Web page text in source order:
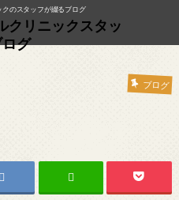
のスタッフが綴るブログ
ブログ